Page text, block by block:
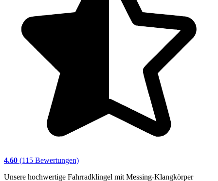
4.60 (115 Bewertungen)
Unsere hochwertige Fahrradklingel mit Messing-Klangkörper